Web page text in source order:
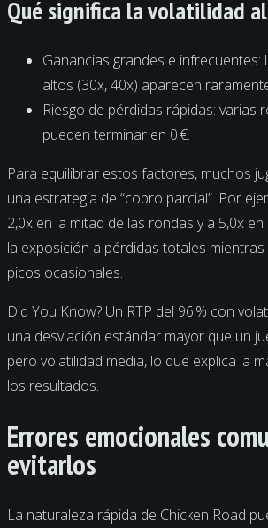
Qué significa la volatilidad
Ganancias grandes e infrecuentes:
altos (30x, 40x) aparecen
Riesgo de pérdidas rápidas: varias
pueden terminar en 0 €.
Para equilibrar estos factores, muchos
una estrategia de “cobro parcial”. Por
2,0x en la mitad de las rondas y a 5,0x
la exposición a pérdidas totales
picos ocasionales.
Did You Know? Un RTP del 96 % con
una desviación estándar mayor que un
pero volatilidad media, lo que explica la
los resultados.
Errores emocionales
evitarlos
La naturaleza rápida de Chicken Road